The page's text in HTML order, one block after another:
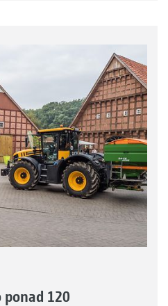
ponad 120